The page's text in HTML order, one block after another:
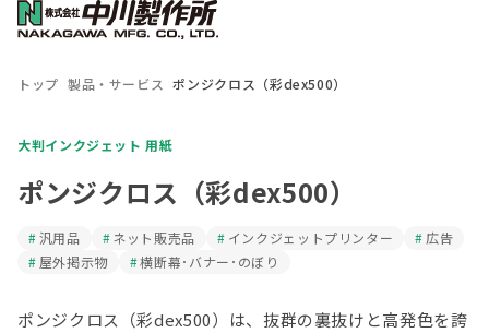
トップ 製品・サービス ポンジクロス（彩dex500）
大判インクジェット 用紙
ポンジクロス（彩dex500）
汎用品 ネット販売品 インクジェットプリンター
広告
屋外掲示物
横断幕･バナー･のぼり
ポンジクロス（彩dex500）は、抜群の裏抜けと高発色を誇